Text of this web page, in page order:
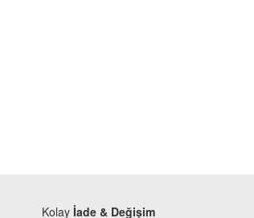
Kolay İade & Değişim